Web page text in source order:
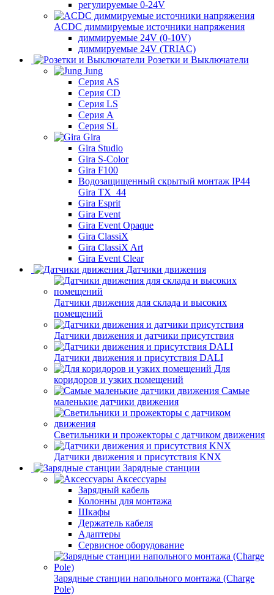
регулируемые 0-24V
ACDC диммируемые источники напряжения
диммируемые 24V (0-10V)
диммируемые 24V (TRIAC)
Розетки и Выключатели
Jung
Серия AS
Серия CD
Серия LS
Серия A
Серия SL
Gira
Gira Studio
Gira S-Color
Gira F100
Водозащищенный скрытый монтаж IP44
Gira TX_44
Gira Esprit
Gira Event
Gira Event Opaque
Gira ClassiX
Gira ClassiX Art
Gira Event Clear
Датчики движения
Датчики движения для склада и высоких
помещений
Датчики движения и датчики присутствия
Датчики движения и присутствия DALI
Для
коридоров и узких помещений
Самые
маленькие датчики движения
Светильники и прожекторы с датчиком движения
Датчики движения и присутствия KNX
Зарядные станции
Аксессуары
Зарядный кабель
Колонны для монтажа
Шкафы
Держатель кабеля
Адаптеры
Сервисное оборудование
Зарядные станции напольного монтажа (Charge
Pole)